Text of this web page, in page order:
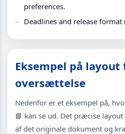
preferences.
Deadlines and release
Eksempel på layout
oversættelse
Nedenfor er et eksempel på,
📘 kan se ud. Det præcise
af det originale dokument og